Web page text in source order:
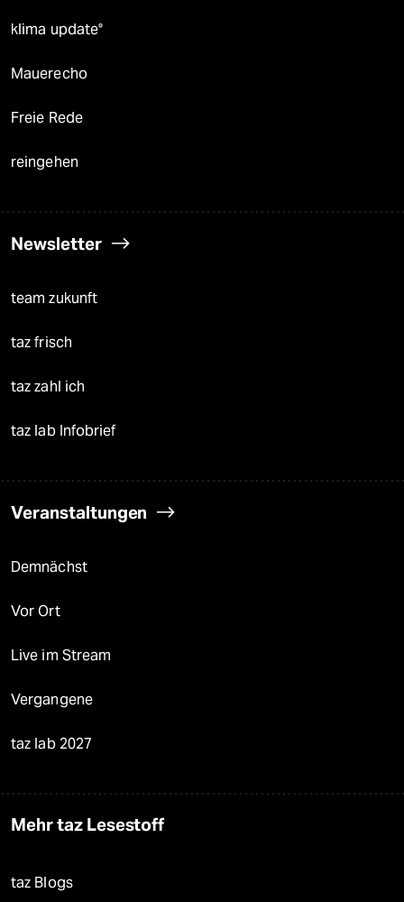
klima update°
Mauerecho
Freie Rede
reingehen
Newsletter
team zukunft
taz frisch
taz zahl ich
taz lab Infobrief
Veranstaltungen
Demnächst
Vor Ort
Live im Stream
Vergangene
taz lab 2027
Mehr taz Lesestoff
taz Blogs